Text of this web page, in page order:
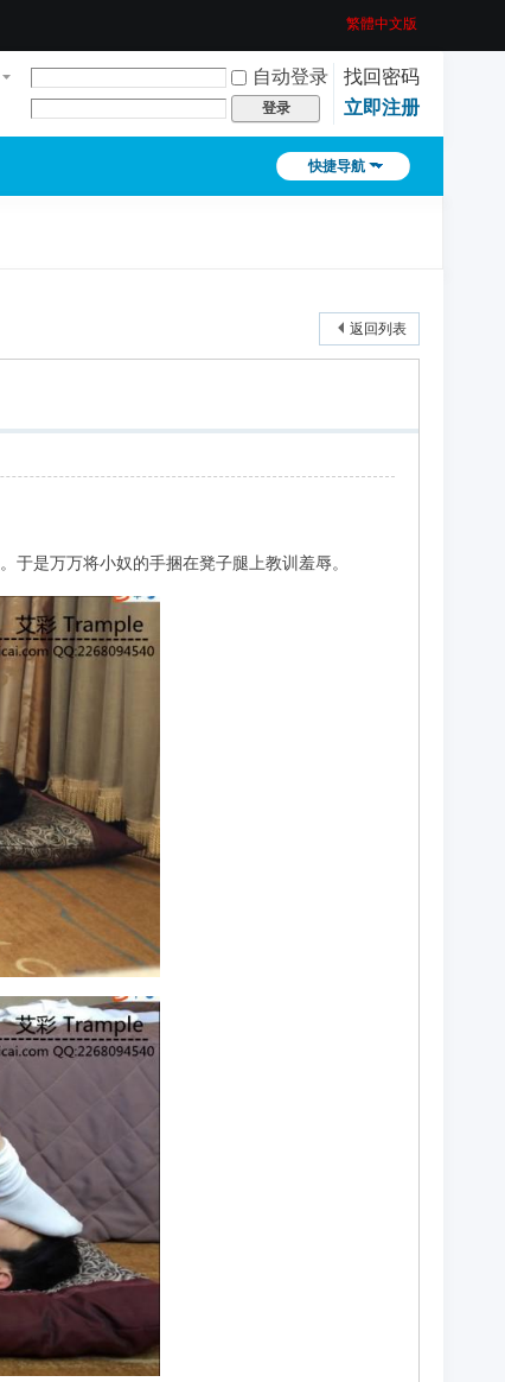
繁體中文版
自动登录
找回密码
登录 立即注册
快捷导航
返回列表
是万万将小奴的手捆在凳子腿上教训羞辱。